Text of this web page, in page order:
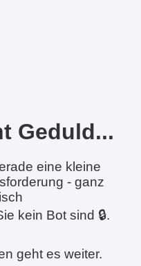
Geduld...
eine kleine
- ganz
kein Bot sind 🔒.
geht es weiter.